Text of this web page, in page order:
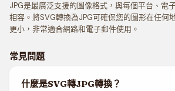
JPG是最廣泛支援的圖像格式，與每個平台、電
相容。將SVG轉換為JPG可確保您的圖形在任何
更小，非常適合網路和電子郵件使用。
常見問題
什麼是SVG轉JPG轉換？